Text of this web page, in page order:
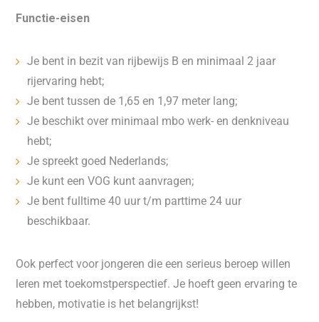
Functie-eisen
Je bent in bezit van rijbewijs B en minimaal 2 jaar
rijervaring hebt;
Je bent tussen de 1,65 en 1,97 meter lang;
Je beschikt over minimaal mbo werk- en denkniveau
hebt;
Je spreekt goed Nederlands;
Je kunt een VOG kunt aanvragen;
Je bent fulltime 40 uur t/m parttime 24 uur
beschikbaar.
Ook perfect voor jongeren die een serieus beroep willen
leren met toekomstperspectief. Je hoeft geen ervaring te
hebben, motivatie is het belangrijkst!